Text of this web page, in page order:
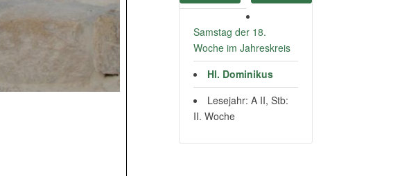
Samstag der 18.
Woche im Jahreskreis
Hl. Dominikus
Lesejahr: A II, Stb:
II. Woche